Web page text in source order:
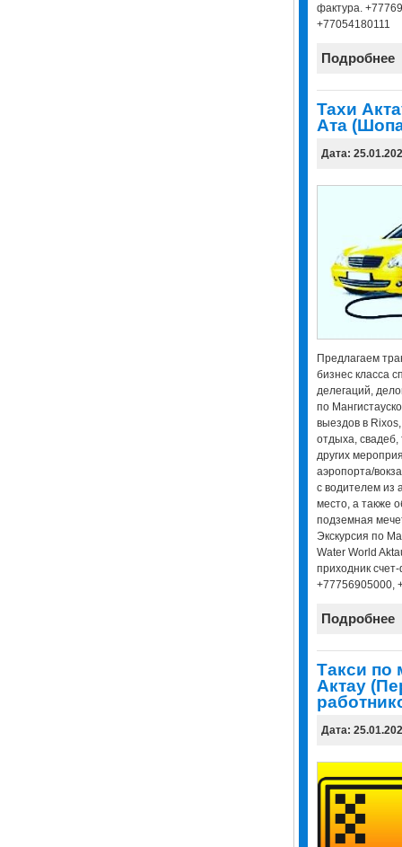
фактура.
+77054180111
Подробнее
Taxи
Ата
Дата:
Предлагаем
бизнес класса
делегаций,
по
выездов в
отдыха, свадеб,
других
аэропорта/
с водителем из
место, а также
подземная
Экскурсия по
Water World
приходник
+77756905000,
Подробнее
Tакси по
Актау
Дата: